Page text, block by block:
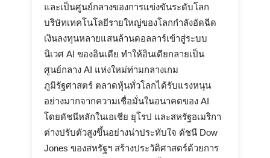
และเป็นศูนย์กลางของการแข่งขันระดับโลก
บริษัทเทคโนโลยีรายใหญ่ของโลกกำลังอัดฉีด
เงินลงทุนหลายแสนล้านดอลลาร์เข้าสู่ระบบ
นิเวศ AI ของอินเดีย ทำให้อินเดียกลายเป็น
ศูนย์กลาง AI แห่งใหม่ท่ามกลางเกม
ภูมิรัฐศาสตร์ ตลาดหุ้นทั่วโลกได้รับแรงหนุน
อย่างมากจากความเชื่อมั่นในอนาคตของ AI
โดยดัชนีหลักในเอเชีย ยุโรป และสหรัฐอเมริกา
ต่างปรับตัวสูงขึ้นอย่างน่าประทับใจ ดัชนี Dow
Jones ของสหรัฐฯ สร้างประวัติศาสตร์ด้วยการ